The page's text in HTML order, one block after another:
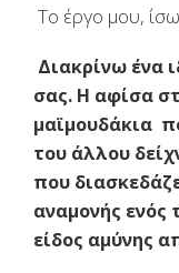
Το έργο μου,
Διακρίνω ένα
σας. Η αφίσα
μαϊμουδάκια
του άλλου
που
αναμονής ενός
είδος αμύνης